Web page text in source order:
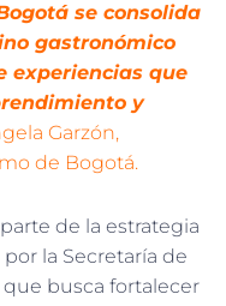
se consolida
gastronómico
experiencias que
y
Garzón,
de Bogotá.
de la estrategia
la Secretaría de
que busca fortalecer